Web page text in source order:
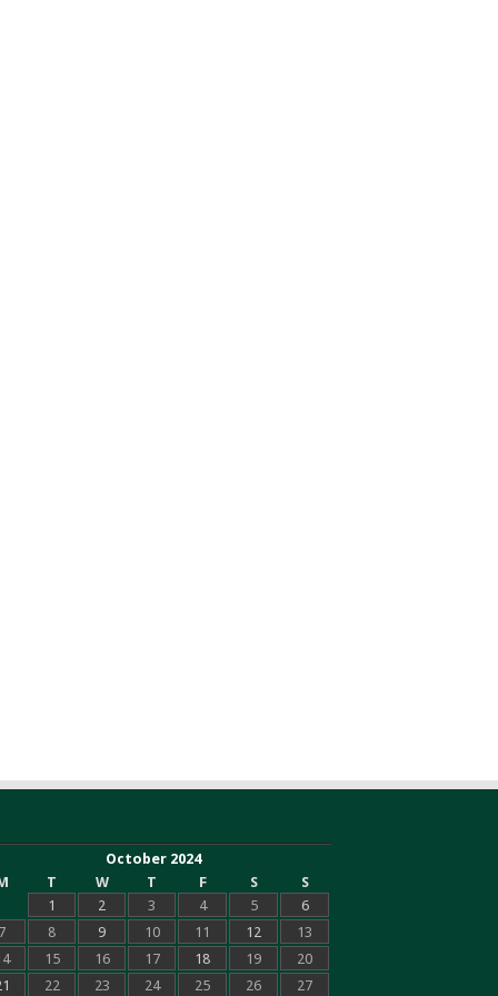
October 2024
T W T F S
S
1
2 3 4 5
6
7
8 9 10 11 12
13
15 16 17 18 19
20
22 23 24 25 26 27